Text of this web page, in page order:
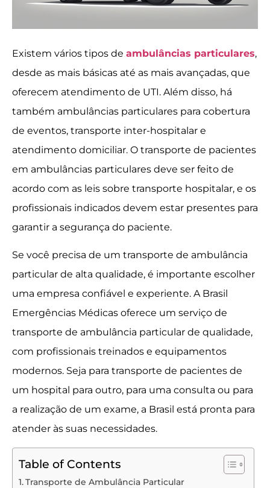
Existem vários tipos de ambulâncias particulares,
desde as mais básicas até as mais avançadas, que
oferecem atendimento de UTI. Além disso, há
também ambulâncias particulares para cobertura
de eventos, transporte inter-hospitalar e
atendimento domiciliar. O transporte de pacientes
em ambulâncias particulares deve ser feito de
acordo com as leis sobre transporte hospitalar, e os
profissionais indicados devem estar presentes para
garantir a segurança do paciente.
Se você precisa de um transporte de ambulância
particular de alta qualidade, é importante escolher
uma empresa confiável e experiente. A Brasil
Emergências Médicas oferece um serviço de
transporte de ambulância particular de qualidade,
com profissionais treinados e equipamentos
modernos. Seja para transporte de pacientes de
um hospital para outro, para uma consulta ou para
a realização de um exame, a Brasil está pronta para
atender às suas necessidades.
Table of Contents
Transporte de Ambulância Particular